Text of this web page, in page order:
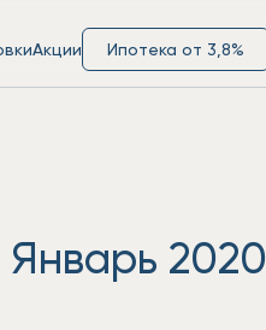
Акции Ипотека от 3,8%
Январь 2020